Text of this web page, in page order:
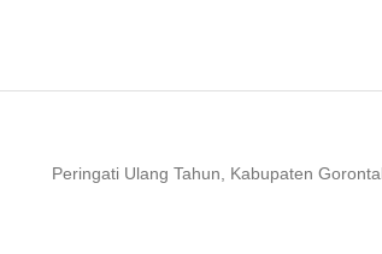
Next
Peringati Ulang Tahun, Kabupaten